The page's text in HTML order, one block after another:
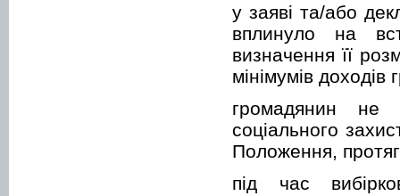
у заяві та/або
вплинуло на
визначення її
мінімумів
громадянин не
соціального
Положення,
під час